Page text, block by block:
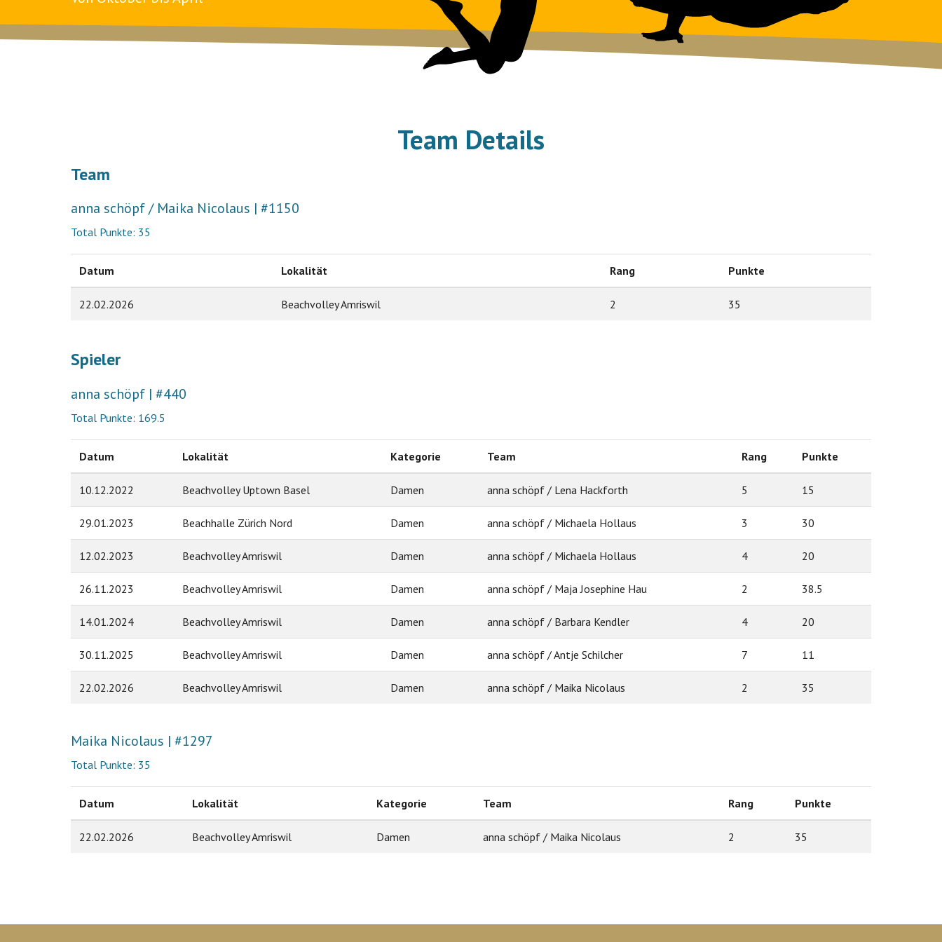
Team Details
Team
anna schöpf / Maika Nicolaus | #1150
Total Punkte: 35
Datum Lokalität Rang Punkte
22.02.2026 Beachvolley Amriswil 2 35
Spieler
anna schöpf | #440
Total Punkte: 169.5
Datum Lokalität Kategorie Team Rang Punkte
10.12.2022 Beachvolley Uptown Basel Damen anna schöpf / Lena Hackforth 5 15
29.01.2023 Beachhalle Zürich Nord Damen anna schöpf / Michaela Hollaus 3 30
12.02.2023 Beachvolley Amriswil Damen anna schöpf / Michaela Hollaus 4 20
26.11.2023 Beachvolley Amriswil Damen anna schöpf / Maja Josephine Hau 2 38.5
14.01.2024 Beachvolley Amriswil Damen anna schöpf / Barbara Kendler 4 20
30.11.2025 Beachvolley Amriswil Damen anna schöpf / Antje Schilcher 7 11
22.02.2026 Beachvolley Amriswil Damen anna schöpf / Maika Nicolaus 2 35
Maika Nicolaus | #1297
Total Punkte: 35
Datum Lokalität Kategorie Team Rang Punkte
22.02.2026 Beachvolley Amriswil Damen anna schöpf / Maika Nicolaus 2 35